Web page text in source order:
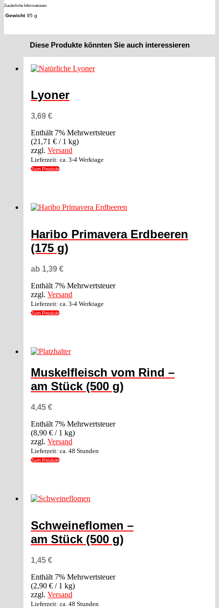
Zusätzliche Informationen
Gewicht 95 g
Diese Produkte könnten Sie auch interessieren
Lyoner
3,69 €
Enthält 7% Mehrwertsteuer
(21,71 € / 1 kg)
zzgl. Versand
Lieferzeit: ca. 3-4 Werktage
Zum Produkt
Haribo Primavera Erdbeeren
(175 g)
ab 1,39 €
Enthält 7% Mehrwertsteuer
zzgl. Versand
Lieferzeit: ca. 3-4 Werktage
Zum Produkt
weist
Varianten
auf.
Die
können
der
Produktseite
gewählt
werden
Muskelfleisch vom Rind –
am Stück (500 g)
4,45 €
Enthält 7% Mehrwertsteuer
(8,90 € / 1 kg)
zzgl. Versand
Lieferzeit: ca. 48 Stunden
Zum Produkt
Schweineflomen –
am Stück (500 g)
1,45 €
Enthält 7% Mehrwertsteuer
(2,90 € / 1 kg)
zzgl. Versand
Lieferzeit: ca. 48 Stunden